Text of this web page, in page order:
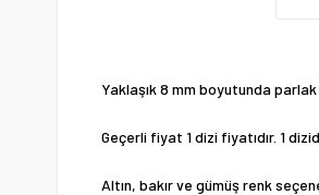
Yaklaşık 8 mm boyutunda
Geçerli fiyat 1 dizi fiyatıdır. 1
Altın, bakır ve gümüş renk